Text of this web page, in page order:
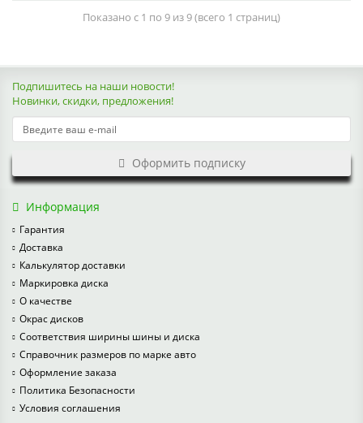
Показано с 1 по 9 из 9 (всего 1 страниц)
Подпишитесь на наши новости!
Новинки, скидки, предложения!
Оформить подписку
Информация
Гарантия
Доставка
Калькулятор доставки
Маркировка диска
О качестве
Окрас дисков
Соответствия ширины шины и диска
Справочник размеров по марке авто
Оформление заказа
Политика Безопасности
Условия соглашения